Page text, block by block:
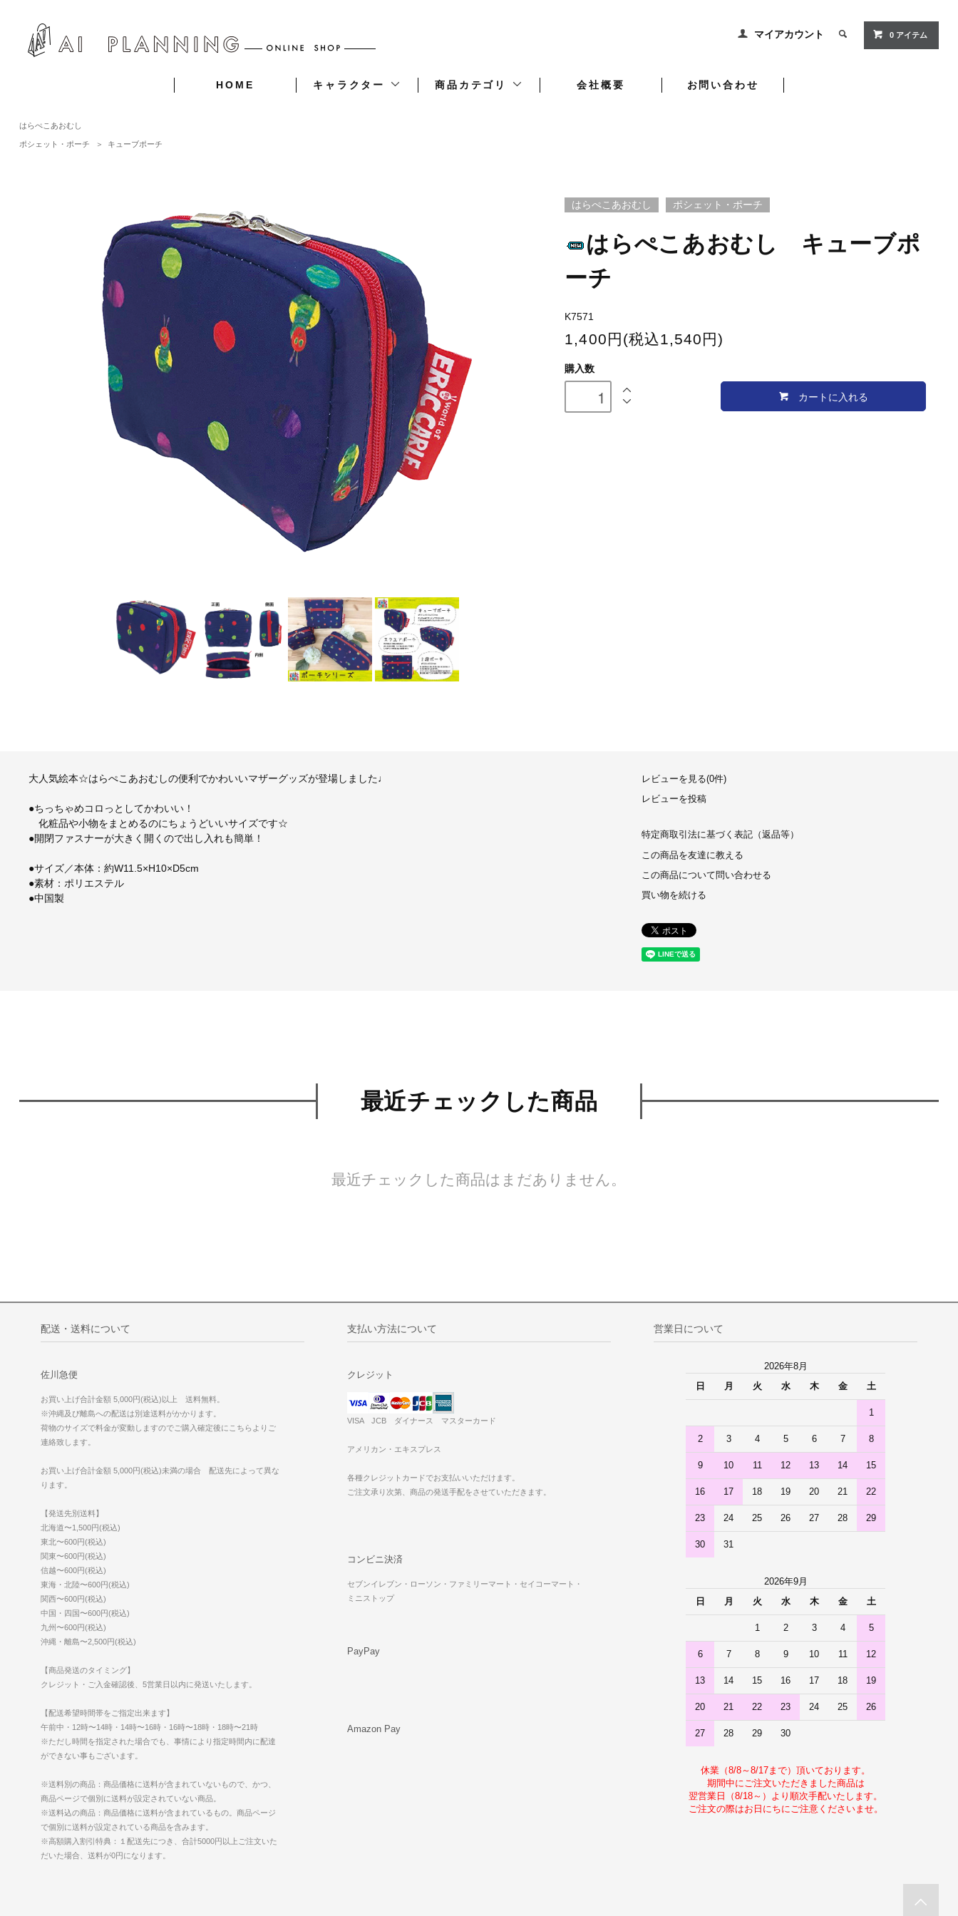
マイアカウント 0 アイテム
HOME キャラクター 商品カテゴリ 会社概要 お問い合わせ
はらぺこあおむし
ポシェット・ポーチ ＞ キューブポーチ
はらぺこあおむし ポシェット・ポーチ
はらぺこあおむし キューブポ
ーチ
K7571
1,400円(税込1,540円)
購入数
カートに入れる
大人気絵本☆はらぺこあおむしの便利でかわいいマザーグッズが登場しました♩
●ちっちゃめコロっとしてかわいい！
化粧品や小物をまとめるのにちょうどいいサイズです☆
●開閉ファスナーが大きく開くので出し入れも簡単！
●サイズ／本体：約W11.5×H10×D5cm
●素材：ポリエステル
●中国製
レビューを見る(0件)
レビューを投稿
特定商取引法に基づく表記（返品等）
この商品を友達に教える
この商品について問い合わせる
買い物を続ける
最近チェックした商品
最近チェックした商品はまだありません。
配送・送料について
佐川急便
お買い上げ合計金額 5,000円(税込)以上 送料無料。
※沖縄及び離島への配送は別途送料がかかります。
荷物のサイズで料金が変動しますのでご購入確定後にこちらよりご
連絡致します。
お買い上げ合計金額 5,000円(税込)未満の場合 配送先によって異な
ります。
【発送先別送料】
北海道〜1,500円(税込)
東北〜600円(税込)
関東〜600円(税込)
信越〜600円(税込)
東海・北陸〜600円(税込)
関西〜600円(税込)
中国・四国〜600円(税込)
九州〜600円(税込)
沖縄・離島〜2,500円(税込)
【商品発送のタイミング】
クレジット・ご入金確認後、5営業日以内に発送いたします。
【配送希望時間帯をご指定出来ます】
午前中・12時〜14時・14時〜16時・16時〜18時・18時〜21時
※ただし時間を指定された場合でも、事情により指定時間内に配達
ができない事もございます。
※送料別の商品：商品価格に送料が含まれていないもので、かつ、
商品ページで個別に送料が設定されていない商品。
※送料込の商品：商品価格に送料が含まれているもの。商品ページ
で個別に送料が設定されている商品を含みます。
※高額購入割引特典：１配送先につき、合計5000円以上ご注文いた
だいた場合、送料が0円になります。
支払い方法について
クレジット
VISA JCB ダイナース マスターカード
アメリカン・エキスプレス
各種クレジットカードでお支払いいただけます。
ご注文承り次第、商品の発送手配をさせていただきます。
コンビニ決済
セブンイレブン・ローソン・ファミリーマート・セイコーマート・
ミニストップ
PayPay
Amazon Pay
営業日について
2026年8月
日
月 火 水 木 金 土
1
2 3 4 5 6 7 8
9 10 11 12 13 14 15
16 17 18 19 20 21 22
23 24 25 26 27 28 29
30 31
2026年9月
日
月 火 水 木 金 土
1 2 3 4 5
6 7 8 9 10 11 12
13 14 15 16 17 18 19
20 21 22 23 24 25 26
27 28 29 30
休業（8/8～8/17まで）頂いております。
期間中にご注文いただきました商品は
翌営業日（8/18～）より順次手配いたします。
ご注文の際はお日にちにご注意くださいませ。